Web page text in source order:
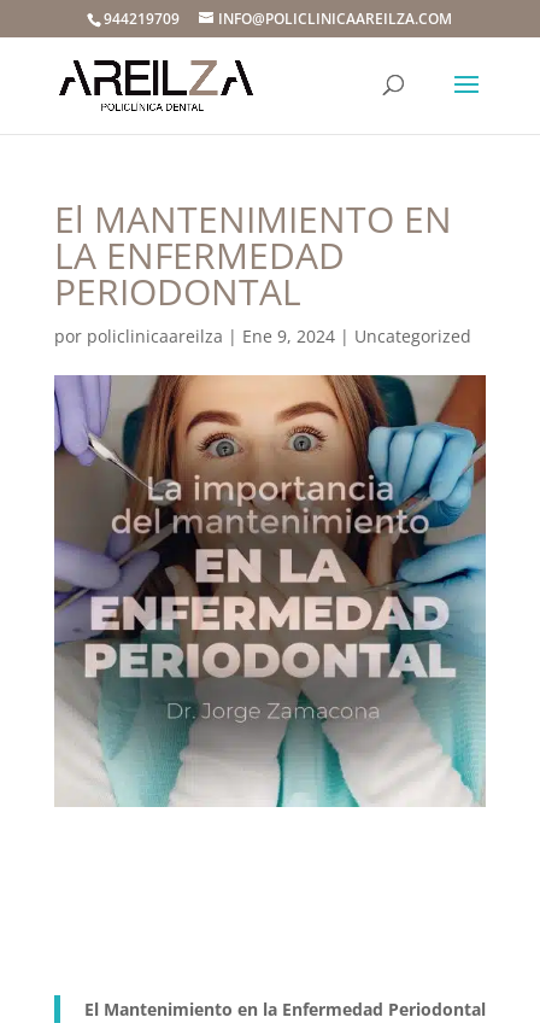
944219709 INFO@POLICLINICAAREILZA.COM
El MANTENIMIENTO EN
LA ENFERMEDAD
PERIODONTAL
por policlinicaareilza | Ene 9, 2024| Uncategorized
El Mantenimiento en la Enfermedad Periodontal